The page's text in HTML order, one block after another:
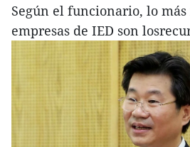
Según el funcionario, lo
empresas de IED son